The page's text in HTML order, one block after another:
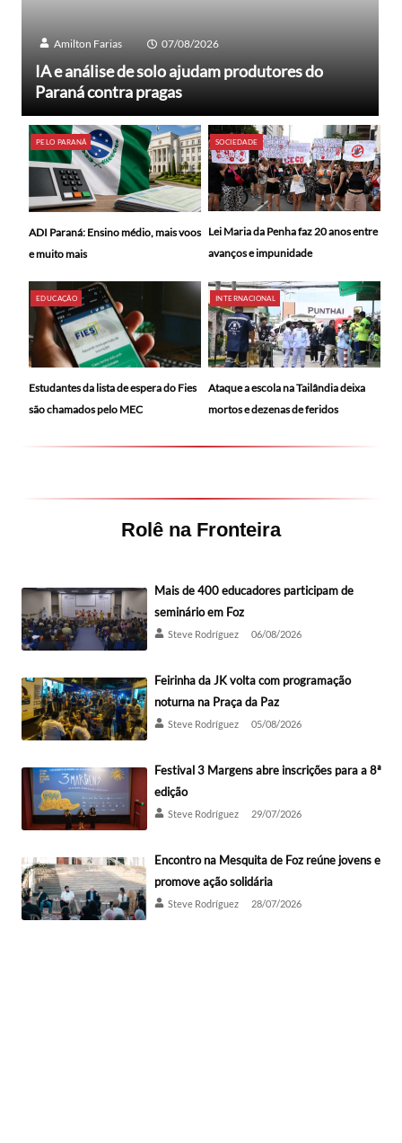
Amilton Farias 07/08/2026
IA e análise de solo ajudam produtores do
Paraná contra pragas
PELO PARANÁ
ADI Paraná: Ensino médio, mais voos
e muito mais
SOCIEDADE
Lei Maria da Penha faz 20 anos entre
avanços e impunidade
EDUCAÇÃO
Estudantes da lista de espera do Fies
são chamados pelo MEC
INTERNACIONAL
Ataque a escola na Tailândia deixa
mortos e dezenas de feridos
Rolê na Fronteira
Mais de 400 educadores participam de
seminário em Foz
Steve Rodríguez 06/08/2026
Feirinha da JK volta com programação
noturna na Praça da Paz
Steve Rodríguez 05/08/2026
Festival 3 Margens abre inscrições para a 8ª
edição
Steve Rodríguez 29/07/2026
Encontro na Mesquita de Foz reúne jovens e
promove ação solidária
Steve Rodríguez 28/07/2026